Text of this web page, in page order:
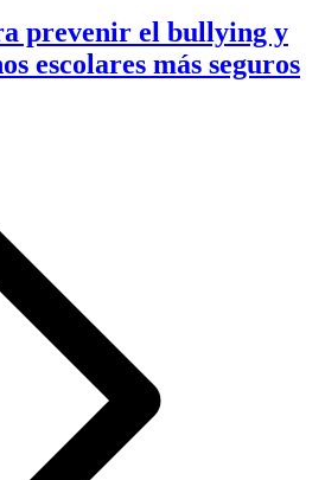
prevenir el bullying y
escolares más seguros